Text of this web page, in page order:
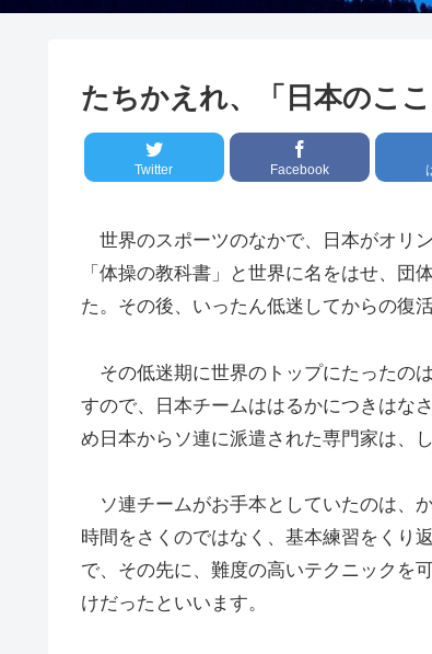
たちかえれ、「日本のこ
Twitter Facebook
世界のスポーツのなかで、日本がオリ
「体操の教科書」と世界に名をはせ、
た。その後、いったん低迷してからの復
その低迷期に世界のトップにたったの
すので、日本チームははるかにつきはな
め日本からソ連に派遣された専門家は、
ソ連チームがお手本としていたのは、
時間をさくのではなく、基本練習をくり
で、その先に、難度の高いテクニックを
けだったといいます。